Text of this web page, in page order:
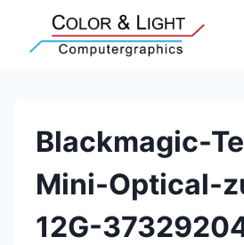
springen
Blackmagic-
Mini-Optical-
12G-